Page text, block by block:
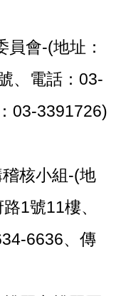
會-(地址：
、電話：03-
03-3391726)
核小組-(地
1號11樓、
6636、傳